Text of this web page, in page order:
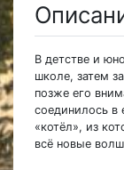
В детстве и
школе, затем
позже его
соединилось в
«котёл», из
всё новые